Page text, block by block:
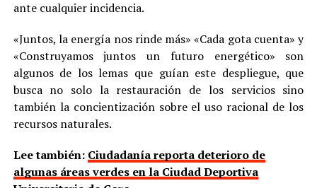
ante cualquier incidencia.
«Juntos, la energía nos rinde más» «Cada gota cuenta» y
«Construyamos juntos un futuro energético» son
algunos de los lemas que guían este despliegue, que
busca no solo la restauración de los servicios sino
también la concientización sobre el uso racional de los
recursos naturales.
Lee también: Ciudadanía reporta deterioro de
algunas áreas verdes en la Ciudad Deportiva